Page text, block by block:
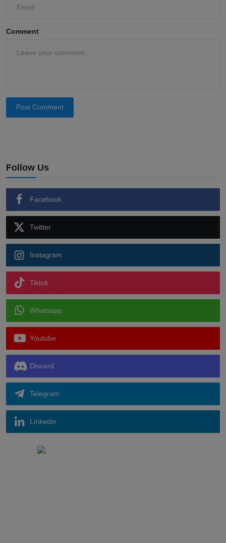
Comment
Post Comment
Follow Us
Facebook
Twitter
Instagram
Tiktok
Whatsapp
Youtube
Discord
Telegram
Linkedin